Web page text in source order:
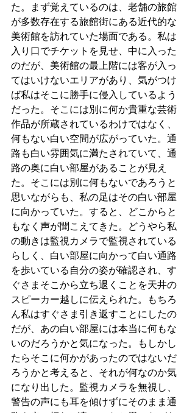
た。まず覚えているのは、老舗の旅館
が多数存在する旅館街にある近代的な
美術館を訪れていた場面である。私は
入り口でチケットを見せ、中に入った
のだが、美術館の最上階には客が入っ
てはいけないエリアがあり、気がつけ
ば私はそこに勝手に侵入しているよう
だった。そこには別に何か貴重な芸術
作品が所蔵されているわけではなく、
何もない白い空間が広がっていた。通
路も白い雰囲気に満たされていて、通
路の奥に白い部屋があることが見え
た。そこには別に何もないであろうと
思いながらも、私の足はその白い部屋
に向かっていた。すると、どこからと
もなく声が聞こえてきた。どうやら私
の動きは監視カメラで監視されている
らしく、白い部屋に向かって白い通路
を歩いている自分の姿が確認され、す
ぐさまそこから立ち退くことを天井の
スピーカー越しに伝えられた。もちろ
ん私はすぐさま引き返すことにしたの
だが、あの白い部屋には本当に何もな
いのだろうかと気になった。もしかし
たらそこに何かがあったのではないだ
ろうかと考えると、それが何なのか気
になり出した。監視カメラを無視し、
警告の声にも耳を傾けずにそのまま通